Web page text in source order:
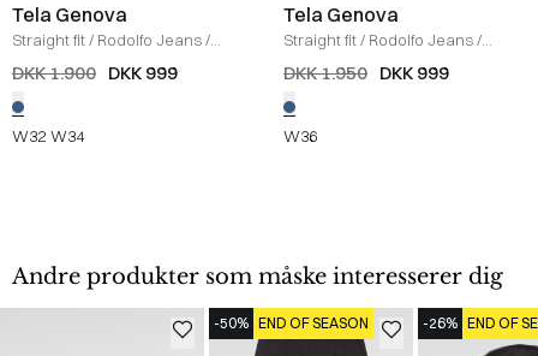
Tela Genova
Straight fit/ Rodolfo Jeans/
DENIM
DKK 1.900 DKK 999
W32 W34
Tela Genova
Straight fit/ Rodolfo Jeans/
DENIM
DKK 1.950 DKK 999
W36
Andre produkter som måske interesserer dig
-50% END OF SEASON -26% END OF